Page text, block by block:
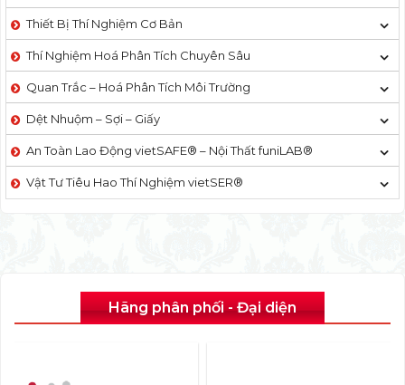
Thiết Bị Thí Nghiệm Cơ Bản
Thí Nghiệm Hoá Phân Tích Chuyên Sâu
Quan Trắc – Hoá Phân Tích Môi Trường
Dệt Nhuộm – Sợi – Giấy
An Toàn Lao Động vietSAFE® – Nội Thất funiLAB®
Vật Tư Tiêu Hao Thí Nghiệm vietSER®
Hãng phân phối - Đại diện